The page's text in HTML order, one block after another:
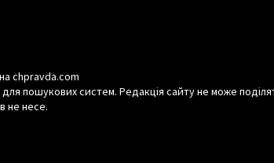
chpravda.com
пошукових систем. Редакція сайту не може
не несе.